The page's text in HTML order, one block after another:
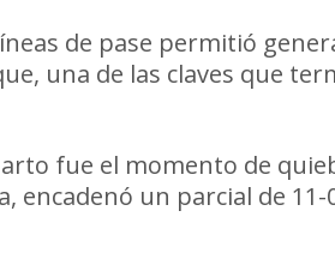
de pase permitió
una de las claves que
fue el momento de
encadenó un parcial de